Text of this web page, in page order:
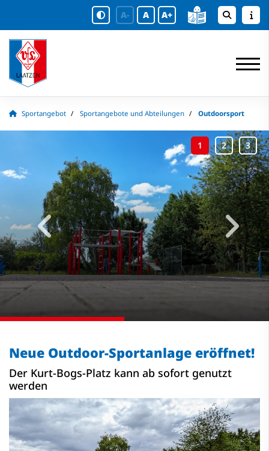
A- A A+
Sportangebot Sportangebote und Abteilungen Outdoorsport
Neue Outdoor-Sportanlage eröffnet!
Der Kurt-Bogs-Platz kann ab sofort genutzt
werden